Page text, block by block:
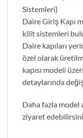
Sistemleri)
Daire Giriş Kapı
kilit sistemleri
Daire kapıları
özel olarak
kapısı modeli
detaylarında
Daha fazla model
ziyaret